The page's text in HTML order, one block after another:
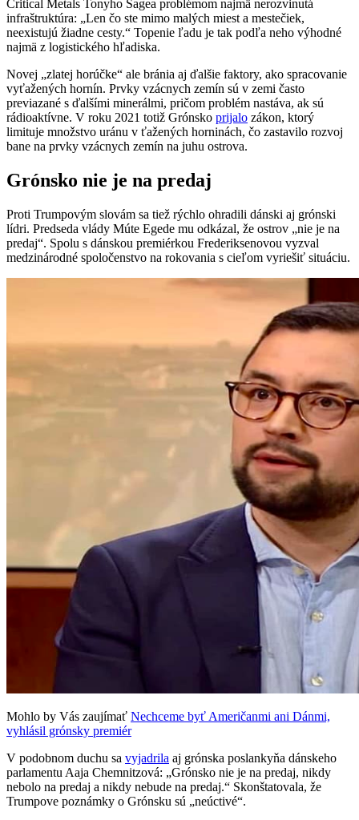
Critical Metals Tonyho Sagea problémom najmä nerozvinutá
infraštruktúra: „Len čo ste mimo malých miest a mestečiek,
neexistujú žiadne cesty.“ Topenie ľadu je tak podľa neho výhodné
najmä z logistického hľadiska.
Novej „zlatej horúčke“ ale bránia aj ďalšie faktory, ako spracovanie
vyťažených hornín. Prvky vzácnych zemín sú v zemi často
previazané s ďalšími minerálmi, pričom problém nastáva, ak sú
rádioaktívne. V roku 2021 totiž Grónsko prijalo zákon, ktorý
limituje množstvo uránu v ťažených horninách, čo zastavilo rozvoj
bane na prvky vzácnych zemín na juhu ostrova.
Grónsko nie je na predaj
Proti Trumpovým slovám sa tiež rýchlo ohradili dánski aj grónski
lídri. Predseda vlády Múte Egede mu odkázal, že ostrov „nie je na
predaj“. Spolu s dánskou premiérkou Frederiksenovou vyzval
medzinárodné spoločenstvo na rokovania s cieľom vyriešiť situáciu.
Mohlo by Vás zaujímať Nechceme byť Američanmi ani Dánmi,
vyhlásil grónsky premiér
V podobnom duchu sa vyjadrila aj grónska poslankyňa dánskeho
parlamentu Aaja Chemnitzová: „Grónsko nie je na predaj, nikdy
nebolo na predaj a nikdy nebude na predaj.“ Skonštatovala, že
Trumpove poznámky o Grónsku sú „neúctivé“.